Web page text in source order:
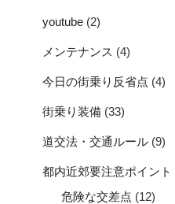
youtube (2)
メンテナンス (4)
今日の街乗り反省点 (4)
街乗り装備 (33)
道交法・交通ルール (9)
都内近郊要注意ポイント
危険な交差点 (12)